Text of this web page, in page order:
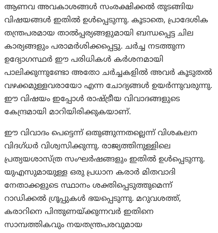
ആണവ അവകാശങ്ങൾ സംരക്ഷിക്കൽ തുടങ്ങിയ
വിഷയങ്ങൾ ഇതിൽ ഉൾപ്പെടുന്നു. കൂടാതെ, പ്രാദേശിക
തന്ത്രപരമായ താൽപ്പര്യങ്ങളുമായി ബന്ധപ്പെട്ട ചില
കാര്യങ്ങളും പരാമർശിക്കപ്പെട്ടു. ചർച്ച നടത്തുന്ന
ഉദ്യോഗസ്ഥർ ഈ പരിധികൾ കർശനമായി
പാലിക്കുന്നുണ്ടോ അതോ ചർച്ചകളിൽ അവർ കൂടുതൽ
വഴക്കമുള്ളവരായോ എന്ന ചോദ്യങ്ങൾ ഉയർന്നുവരുന്നു.
ഈ വിഷയം ഇപ്പോൾ രാഷ്ട്രീയ വിവാദങ്ങളുടെ
കേന്ദ്രമായി മാറിയിരിക്കുകയാണ്.
ഈ വിവാദം പെട്ടെന്ന് ഒതുങ്ങുന്നതല്ലെന്ന് വിശകലന
വിദഗ്ധർ വിശ്വസിക്കുന്നു. രാജ്യത്തിനുള്ളിലെ
പ്രത്യയശാസ്ത്ര സംഘർഷങ്ങളും ഇതിൽ ഉൾപ്പെടുന്നു.
യുഎസുമായുള്ള ഒരു പ്രധാന കരാർ മിതവാദി
നേതാക്കളുടെ സ്ഥാനം ശക്തിപ്പെടുത്തുമെന്ന്
റാഡിക്കൽ ഗ്രൂപ്പുകൾ ഭയപ്പെടുന്നു. മറുവശത്ത്,
കരാറിനെ പിന്തുണയ്ക്കുന്നവർ ഇതിനെ
സാമ്പത്തികവും നയതന്ത്രപരവുമായ